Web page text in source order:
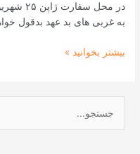
در محل
به غربی های بد عهد بدقول
بیشتر بخوانید »